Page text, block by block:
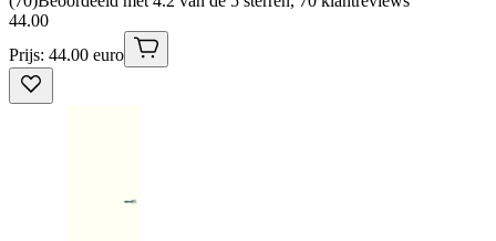
44.00
Prijs: 44.00 euro